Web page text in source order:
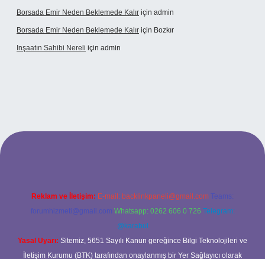
Borsada Emir Neden Beklemede Kalır için admin
Borsada Emir Neden Beklemede Kalır için Bozkır
Inşaatın Sahibi Nereli için admin
Reklam ve İletişim: E-mail: backlinkpaneli@gmail.com Teams:
forumhizmeti@gmail.com Whatsapp: 0262 606 0 726 Telegram:
@karabul
Yasal Uyarı: Sitemiz, 5651 Sayılı Kanun gereğince Bilgi Teknolojileri ve
İletişim Kurumu (BTK) tarafından onaylanmış bir Yer Sağlayıcı olarak